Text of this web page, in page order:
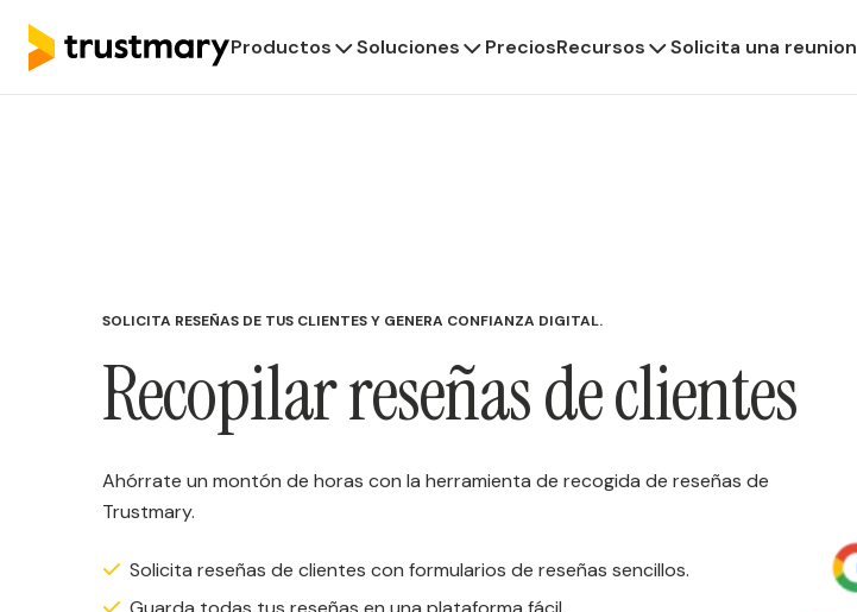
Productos Soluciones PreciosRecursos Solicita una reunion
SOLICITA RESEÑAS DE TUS CLIENTES Y GENERA CONFIANZA DIGITAL.
Recopilar reseñas de clientes
Ahórrate un montón de horas con la herramienta de recogida de reseñas de
Trustmary.
Solicita reseñas de clientes con formularios de reseñas sencillos.